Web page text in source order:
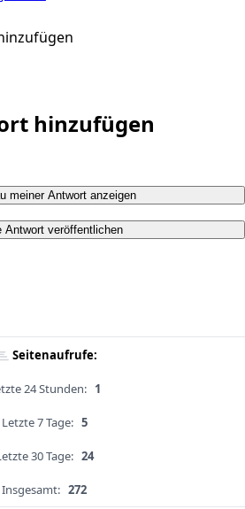
hinzufügen
meiner Antwort anzeigen
Antwort veröffentlichen
Seitenaufrufe:
24 Stunden: 1
Letzte 7 Tage: 5
30 Tage: 24
Insgesamt: 272